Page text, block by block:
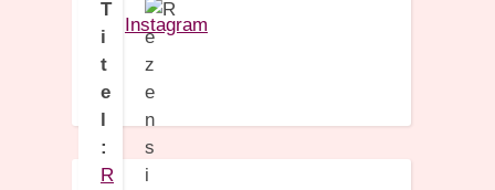
T
i
t
e
l
:
R
Instagram